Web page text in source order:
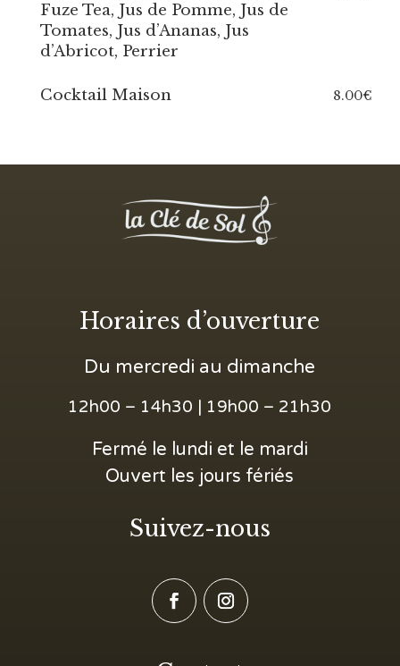
Fuze Tea, Jus de Pomme, Jus de
Tomates, Jus d’Ananas, Jus
d’Abricot, Perrier
Cocktail Maison 8.00€
Horaires d’ouverture
Du mercredi au dimanche
12h00 – 14h30 | 19h00 – 21h30
Fermé le lundi et le mardi
Ouvert les jours fériés
Suivez-nous